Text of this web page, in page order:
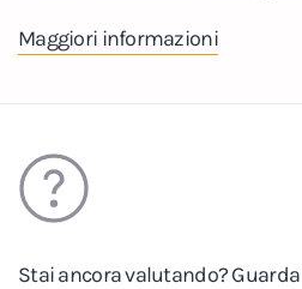
Maggiori informazioni
Stai ancora valutando?